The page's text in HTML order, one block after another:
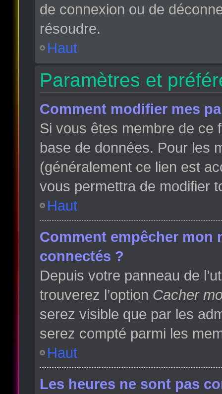
de connexion ou de
résoudre.
Haut
Paramètres et
Comment modifier mes
Si vous êtes membre de ce
base de données. Pour les
(généralement ce lien est
vous permettra de modifier
Haut
Comment empêcher mon
connectés ?
Depuis votre panneau de
trouverez l’option Cacher
serez visible que par les
serez compté parmi les
Haut
Les heures ne sont pas